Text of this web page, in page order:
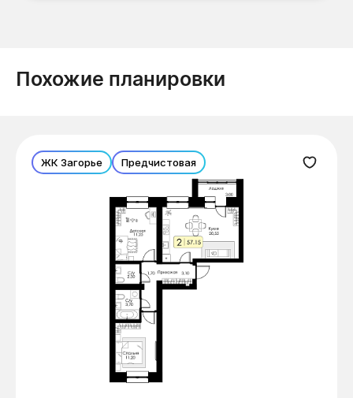
Похожие планировки
ЖК Загорье Предчистовая